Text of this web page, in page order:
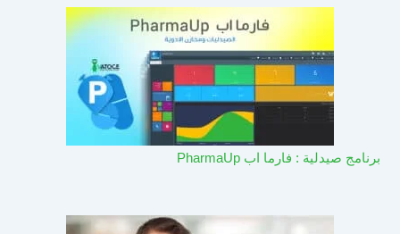
برنامج صيدلية : فارما اب PharmaUp​